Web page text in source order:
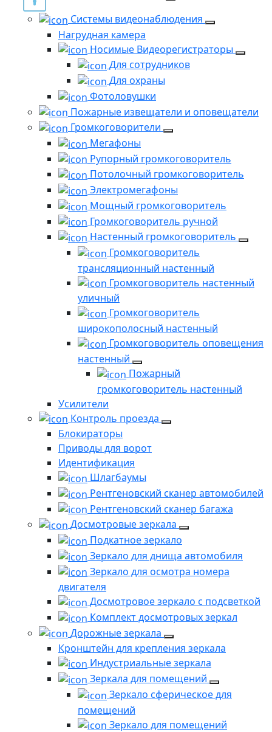
Системы видеонаблюдения
Нагрудная камера
Носимые Видеорегистраторы
Для сотрудников
Для охраны
Фотоловушки
Пожарные извещатели и оповещатели
Громкоговорители
Мегафоны
Рупорный громкоговоритель
Потолочный громкоговоритель
Электромегафоны
Мощный громкоговоритель
Громкоговоритель ручной
Настенный громкоговоритель
Громкоговоритель
трансляционный настенный
Громкоговоритель настенный
уличный
Громкоговоритель
широкополосный настенный
Громкоговоритель оповещения
настенный
Пожарный
громкоговоритель настенный
Усилители
Контроль проезда
Блокираторы
Приводы для ворот
Идентификация
Шлагбаумы
Рентгеновский сканер автомобилей
Рентгеновский сканер багажа
Досмотровые зеркала
Подкатное зеркало
Зеркало для днища автомобиля
Зеркало для осмотра номера
двигателя
Досмотровое зеркало с подсветкой
Комплект досмотровых зеркал
Дорожные зеркала
Кронштейн для крепления зеркала
Индустриальные зеркала
Зеркала для помещений
Зеркало сферическое для
помещений
Зеркало для помещений